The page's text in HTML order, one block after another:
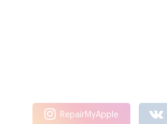
RepairMyApple